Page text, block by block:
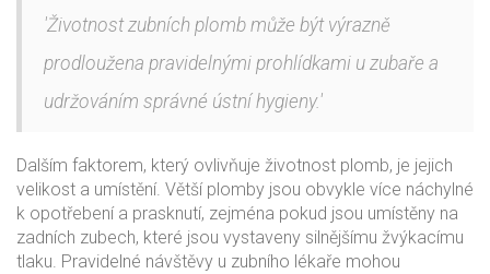
'Životnost zubních plomb může být výrazně
prodloužena pravidelnými prohlídkami u zubaře a
udržováním správné ústní hygieny.'
Dalším faktorem, který ovlivňuje životnost plomb, je jejich
velikost a umístění. Větší plomby jsou obvykle více náchylné
k opotřebení a prasknutí, zejména pokud jsou umístěny na
zadních zubech, které jsou vystaveny silnějšímu žvýkacímu
tlaku. Pravidelné návštěvy u zubního lékaře mohou